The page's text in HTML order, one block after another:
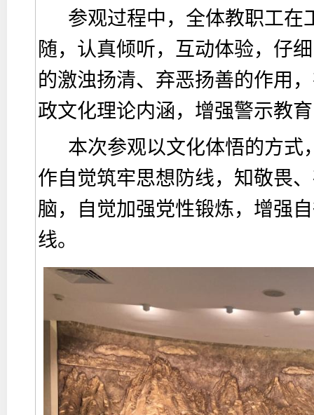
参观过程中，全体教职工在
随，认真倾听，互动体验，仔
的激浊扬清、弃恶扬善的作用
政文化理论内涵，增强警示教
本次参观以文化体悟的方式
作自觉筑牢思想防线，知敬畏
脑，自觉加强党性锻炼，增强
线。